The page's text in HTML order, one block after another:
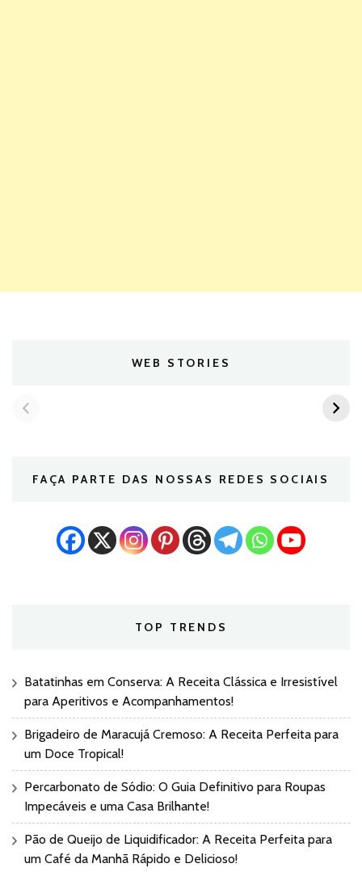
WEB STORIES
FAÇA PARTE DAS NOSSAS REDES SOCIAIS
TOP TRENDS
Batatinhas em Conserva: A Receita Clássica e Irresistível
para Aperitivos e Acompanhamentos!
Brigadeiro de Maracujá Cremoso: A Receita Perfeita para
um Doce Tropical!
Percarbonato de Sódio: O Guia Definitivo para Roupas
Impecáveis e uma Casa Brilhante!
Pão de Queijo de Liquidificador: A Receita Perfeita para
um Café da Manhã Rápido e Delicioso!